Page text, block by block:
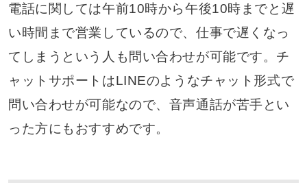
電話に関しては午前10時から午後10時までと遅
い時間まで営業しているので、仕事で遅くなっ
てしまうという人も問い合わせが可能です。チ
ャットサポートはLINEのようなチャット形式で
問い合わせが可能なので、音声通話が苦手とい
った方にもおすすめです。